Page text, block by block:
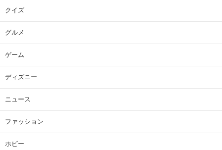
クイズ
グルメ
ゲーム
ディズニー
ニュース
ファッション
ホビー